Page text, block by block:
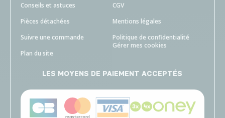
Conseils et astuces
Pièces détachées
Suivre une commande
Plan du site
CGV
Mentions légales
Politique de confidentialité
Gérer mes cookies
LES MOYENS DE PAIEMENT ACCEPTÉS